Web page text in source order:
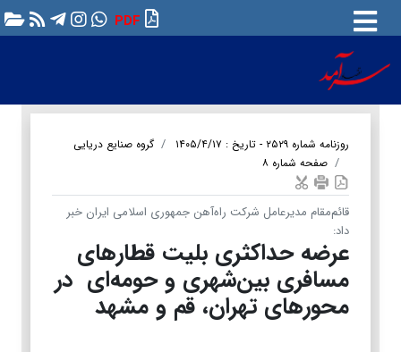
PDF
روزنامه شماره ۲۵۲۹ - تاریخ : ۱۴۰۵/۴/۱۷
گروه صنایع دریایی
صفحه شماره ۸
قائم‌مقام مدیرعامل شرکت راه‌آهن جمهوری اسلامی ایران خبر
داد:
عرضه حداکثری بلیت قطارهای
مسافری بین‌شهری و حومه‌ای در
محورهای تهران، قم و مشهد